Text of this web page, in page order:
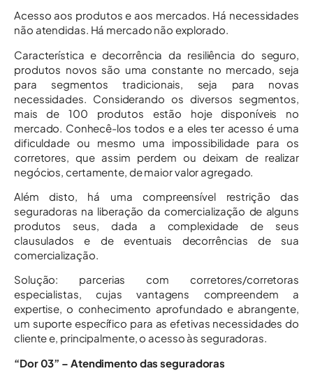
Acesso aos produtos e aos mercados. Há necessidades
não atendidas. Há mercado não explorado.
Característica e decorrência da resiliência do seguro,
produtos novos são uma constante no mercado, seja
para segmentos tradicionais, seja para novas
necessidades. Considerando os diversos segmentos,
mais de 100 produtos estão hoje disponíveis no
mercado. Conhecê-los todos e a eles ter acesso é uma
dificuldade ou mesmo uma impossibilidade para os
corretores, que assim perdem ou deixam de realizar
negócios, certamente, de maior valor agregado.
Além disto, há uma compreensível restrição das
seguradoras na liberação da comercialização de alguns
produtos seus, dada a complexidade de seus
clausulados e de eventuais decorrências de sua
comercialização.
Solução: parcerias com corretores/corretoras
especialistas, cujas vantagens compreendem a
expertise, o conhecimento aprofundado e abrangente,
um suporte específico para as efetivas necessidades do
cliente e, principalmente, o acesso às seguradoras.
“Dor 03” – Atendimento das seguradoras